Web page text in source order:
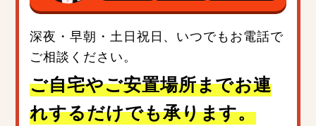
深夜・早朝・土日祝日、いつでもお電話で
ご相談ください。
ご自宅やご安置場所までお連
れするだけでも承ります。